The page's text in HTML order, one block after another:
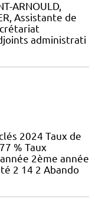
ARNOULD,
Assistante de
administrati
2024 Taux de
% Taux
2ème année
2 14 2 Abando